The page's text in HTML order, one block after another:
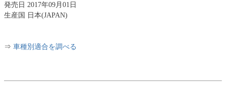
発売日 2017年09月01日
生産国 日本(JAPAN)
⇒ 車種別適合を調べる